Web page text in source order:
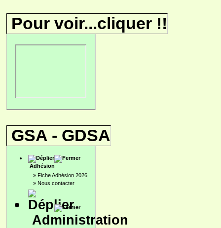
Pour voir...cliquer !!
GSA - GDSA
Adhésion
» Fiche Adhésion 2026
» Nous contacter
Administration